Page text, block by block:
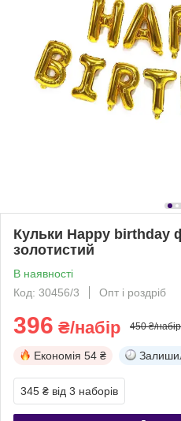
Кульки Happy birthday
золотистий
В наявності
Код: 30456/3
Опт і роздріб
396 ₴/набір 450 ₴/набір
Економія 54 ₴
345 ₴ від 3 наборів